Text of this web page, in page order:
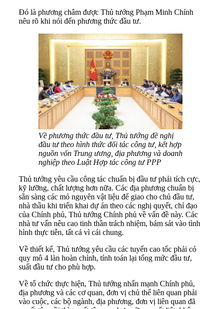
Đó là phương châm được Thủ tướng Phạm Minh Chính
nêu rõ khi nói đến phương thức đầu tư.
Về phương thức đầu tư, Thủ tướng đề nghị
đầu tư theo hình thức đối tác công tư, kết hợp
nguồn vốn Trung ương, địa phương và doanh
nghiệp theo Luật Hợp tác công tư PPP
Thủ tướng yêu cầu công tác chuẩn bị đầu tư phải tích cực,
kỹ lưỡng, chất lượng hơn nữa. Các địa phương chuẩn bị
sẵn sàng các mỏ nguyên vật liệu để giao cho chủ đầu tư,
nhà thầu khi triển khai dự án theo các nghị quyết, chỉ đạo
của Chính phủ, Thủ tướng Chính phủ về vấn đề này. Các
nhà tư vấn nêu cao tinh thần trách nhiệm, bám sát vào tình
hình thực tiễn, tất cả vì cái chung.
Về thiết kế, Thủ tướng yêu cầu các tuyến cao tốc phải có
quy mô 4 làn hoàn chỉnh, tính toán lại tổng mức đầu tư,
suất đầu tư cho phù hợp.
Về tổ chức thực hiện, Thủ tướng nhấn mạnh Chính phủ,
địa phương và các cơ quan, đơn vị chủ thể liên quan phải
vào cuộc, các bộ ngành, địa phương, đơn vị liên quan đã